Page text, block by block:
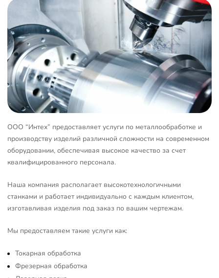
ООО “Интех” предоставляет услуги по металлообработке и
производству изделий различной сложности на современном
оборудовании, обеспечивая высокое качество за счет
квалифицированного персонала.
Наша компания располагает высокотехнологичными
станками и работает индивидуально с каждым клиентом,
изготавливая изделия под заказ по вашим чертежам.
Мы предоставляем такие услуги как:
Токарная обработка
Фрезерная обработка